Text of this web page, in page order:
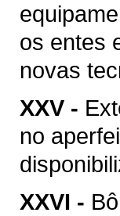
os entes
novas
XXV -
no
XXVI -